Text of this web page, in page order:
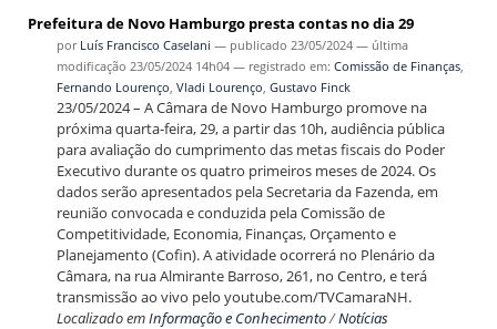
Prefeitura de Novo Hamburgo presta contas no dia 29
por Luís Francisco Caselani — publicado 23/05/2024 — última
modificação 23/05/2024 14h04 — registrado em: Comissão de Finanças,
Fernando Lourenço Vladi Lourenço Gustavo Finck
23/05/2024 – A Câmara de Novo Hamburgo promove na
próxima quarta-feira, 29, a partir das 10h, audiência pública
para avaliação do cumprimento das metas fiscais do Poder
Executivo durante os quatro primeiros meses de 2024. Os
dados serão apresentados pela Secretaria da Fazenda, em
reunião convocada e conduzida pela Comissão de
Competitividade, Economia, Finanças, Orçamento e
Planejamento (Cofin). A atividade ocorrerá no Plenário da
Câmara, na rua Almirante Barroso, 261, no Centro, e terá
transmissão ao vivo pelo youtube.com/TVCamaraNH.
Localizado emInformação e Conhecimento/Notícias